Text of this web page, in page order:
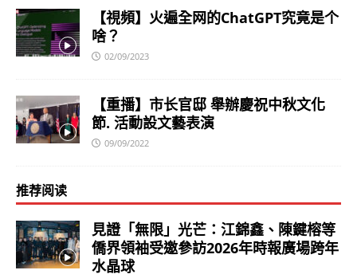
【視頻】火遍全网的ChatGPT究竟是个
啥？
02/09/2023
【重播】市长官邸 舉辦慶祝中秋文化
節. 活動設文藝表演
09/09/2022
推荐阅读
見證「無限」光芒：江錦鑫、陳鍵榕等
僑界領袖受邀參訪2026年時報廣場跨年
水晶球